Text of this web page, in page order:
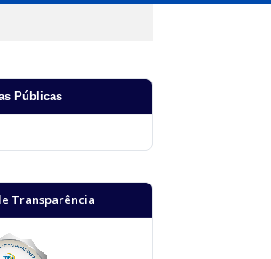
Públicas
Transparência